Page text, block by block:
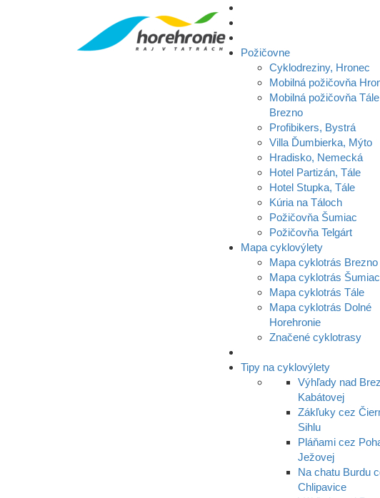
Požičovne
Cyklodreziny, Hronec
Mobilná požičovňa
Mobilná požičovňa
Brezno
Profibikers, Bystrá
Villa Ďumbierka, Mýto
Hradisko, Nemecká
Hotel Partizán, Tále
Hotel Stupka, Tále
Kúria na Táloch
Požičovňa Šumiac
Požičovňa Telgárt
Mapa cyklovýlety
Mapa cyklotrás Brezno
Mapa cyklotrás Šumiac
Mapa cyklotrás Tále
Mapa cyklotrás Dolné
Horehronie
Značené cyklotrasy
Tipy na cyklovýlety
Výhľady nad
Kabátovej
Zákľuky cez
Sihlu
Pláňami cez
Ježovej
Na chatu Burdu
Chlipavice